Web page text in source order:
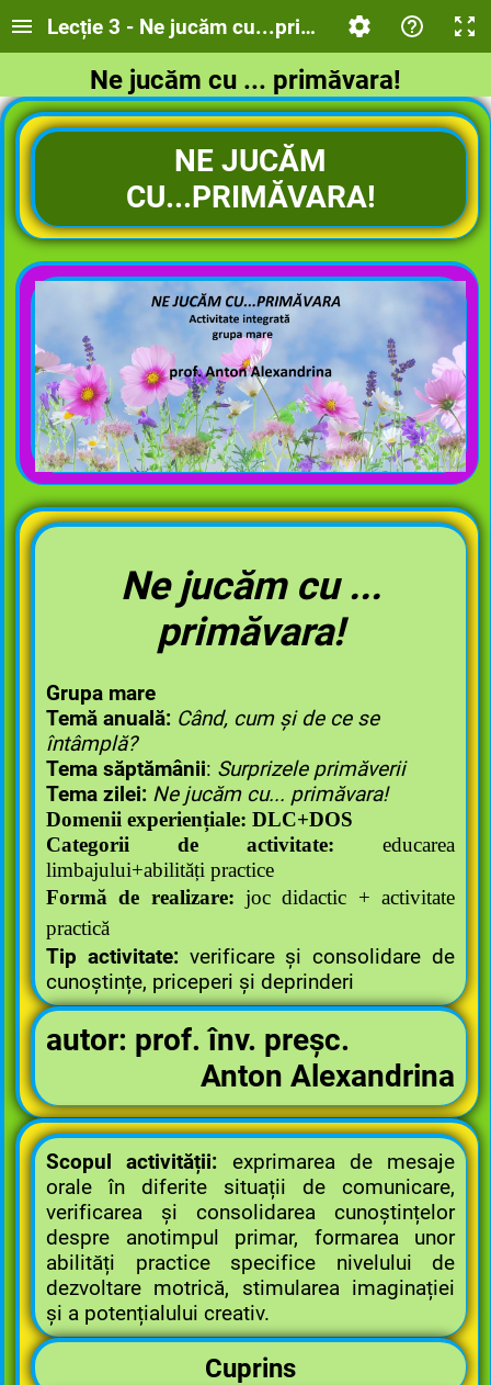
Lecție 3 - Ne jucăm cu...primăvara!
Ne jucăm cu ... primăvara!
NE JUCĂM
CU...PRIMĂVARA!
Ne jucăm cu ...
primăvara!
Grupa mare
Temă anuală: Când, cum și de ce se
întâmplă?
Tema săptămânii: Surprizele primăverii
Tema zilei: Ne jucăm cu... primăvara!
Domenii experiențiale: DLC+DOS
Categorii de activitate: educarea
limbajului+abilități practice
Formă de realizare: joc didactic + activitate
practică
Tip activitate: verificare și consolidare de
cunoștințe, priceperi și deprinderi
autor: prof. înv. preșc.
Anton Alexandrina
Scopul activității: exprimarea de mesaje
orale în diferite situații de comunicare,
verificarea și consolidarea cunoștințelor
despre anotimpul primar, formarea unor
abilități practice specifice nivelului de
dezvoltare motrică, stimularea imaginației
și a potențialului creativ.
Cuprins